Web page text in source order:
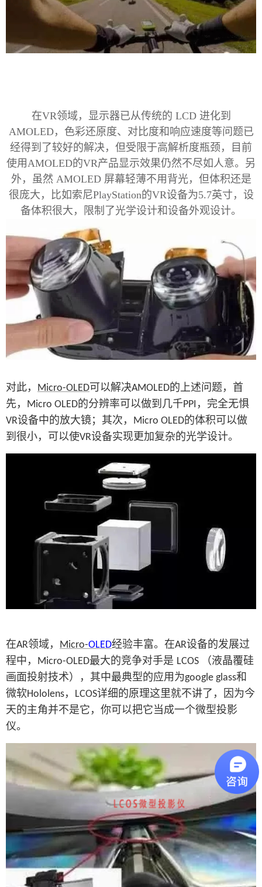
在VR领域，显示器已从传统的 LCD 进化到
AMOLED，色彩还原度、对比度和响应速度等问题已
经得到了较好的解决，但受限于高解析度瓶颈，目前
使用AMOLED的VR产品显示效果仍然不尽如人意。另
外，虽然 AMOLED 屏幕轻薄不用背光，但体积还是
很庞大，比如索尼PlayStation的VR设备为5.7英寸，设
备体积很大，限制了光学设计和设备外观设计。
对此， Micro-OLED可以解决AMOLED的上述问题，首
先， Micro OLED的分辨率可以做到几千PPI ，完全无惧
VR设备中的放大镜；其次， Micro OLED的体积可以做
到很小，可以使VR设备实现更加复杂的光学设计。
在AR领域， Micro-OLED经验丰富。在AR设备的发展过
程中， Micro-OLED最大的竞争对手是 LCOS
（液晶覆硅
画面投射技术），其中最典型的应用为google glass和
微软Hololens， LCOS详细的原理这里就不讲了，因为今
天的主角并不是它，你可以把它当成一个微型投影
仪。